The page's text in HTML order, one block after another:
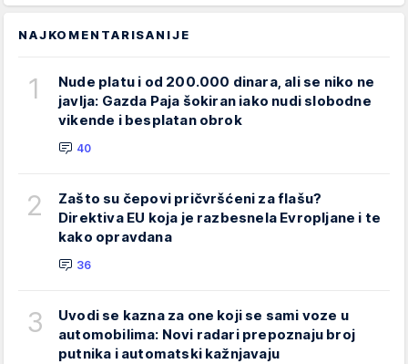
NAJKOMENTARISANIJE
1
Nude platu i od 200.000 dinara, ali se niko ne
javlja: Gazda Paja šokiran iako nudi slobodne
vikende i besplatan obrok
40
2
Zašto su čepovi pričvršćeni za flašu?
Direktiva EU koja je razbesnela Evropljane i te
kako opravdana
36
3
Uvodi se kazna za one koji se sami voze u
automobilima: Novi radari prepoznaju broj
putnika i automatski kažnjavaju